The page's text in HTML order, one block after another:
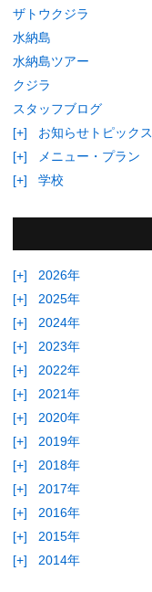
ザトウクジラ
水納島
水納島ツアー
クジラ
スタッフブログ
[+]
お知らせトピックス
[+]
メニュー・プラン
[+]
学校
[+]
2026年
[+]
2025年
[+]
2024年
[+]
2023年
[+]
2022年
[+]
2021年
[+]
2020年
[+]
2019年
[+]
2018年
[+]
2017年
[+]
2016年
[+]
2015年
[+]
2014年